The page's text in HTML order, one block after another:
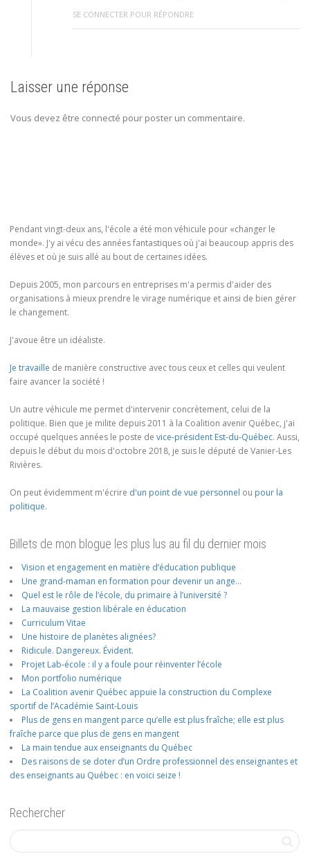
SE CONNECTER POUR RÉPONDRE
Laisser une réponse
Vous devez être connecté pour poster un commentaire.
Pendant vingt-deux ans, l'école a été mon véhicule pour «changer le
monde». J'y ai vécu des années fantastiques où j'ai beaucoup appris des
élèves et où je suis allé au bout de certaines idées.
Depuis 2005, mon parcours en entreprises m'a permis d'aider des
organisations à mieux prendre le virage numérique et ainsi de bien gérer
le changement.
J'avoue être un idéaliste.
Je travaille de manière constructive avec tous ceux et celles qui veulent
faire avancer la société !
Un autre véhicule me permet d'intervenir concrètement, celui de la
politique. Bien que je milite depuis 2011 à la Coalition avenir Québec, j'ai
occupé quelques années le poste de vice-président Est-du-Québec. Aussi,
depuis le début du mois d'octobre 2018, je suis le député de Vanier-Les
Rivières.
On peut évidemment m'écrire d'un point de vue personnel ou pour la
politique.
Billets de mon blogue les plus lus au fil du dernier mois
Vision et engagement en matière d’éducation publique
Une grand-maman en formation pour devenir un ange…
Quel est le rôle de l’école, du primaire à l’université ?
La mauvaise gestion libérale en éducation
Curriculum Vitae
Une histoire de planètes alignées?
Ridicule. Dangereux. Évident.
Projet Lab-école : il y a foule pour réinventer l’école
Mon portfolio numérique
La Coalition avenir Québec appuie la construction du Complexe
sportif de l’Académie Saint-Louis
Plus de gens en mangent parce qu’elle est plus fraîche; elle est plus
fraîche parce que plus de gens en mangent
La main tendue aux enseignants du Québec
Des raisons de se doter d’un Ordre professionnel des enseignantes et
des enseignants au Québec : en voici seize !
Rechercher